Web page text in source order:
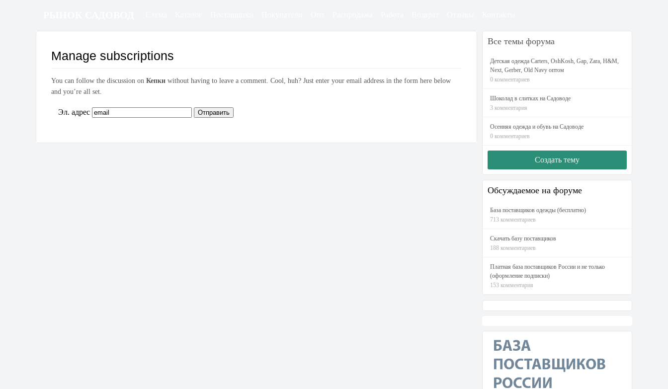
Manage subscriptions
You can follow the discussion on Кепки without having to leave a comment. Cool, huh? Just enter your email address in the form here below
and you’re all set.
Эл. адрес
Все темы форума
Детская одежда Carters, OshKosh, Gap, Zara, H&M,
Next, Gerber, Old Navy оптом
0 комментариев
Шоколад в слитках на Садоводе
3 комментария
Осенняя одежда и обувь на Садоводе
0 комментариев
Создать тему
Обсуждаемое на форуме
База поставщиков одежды (бесплатно)
713 комментариев
Скачать базу поставщиков
188 комментариев
Платная база поставщиков России и не только
(оформление подписки)
153 комментария